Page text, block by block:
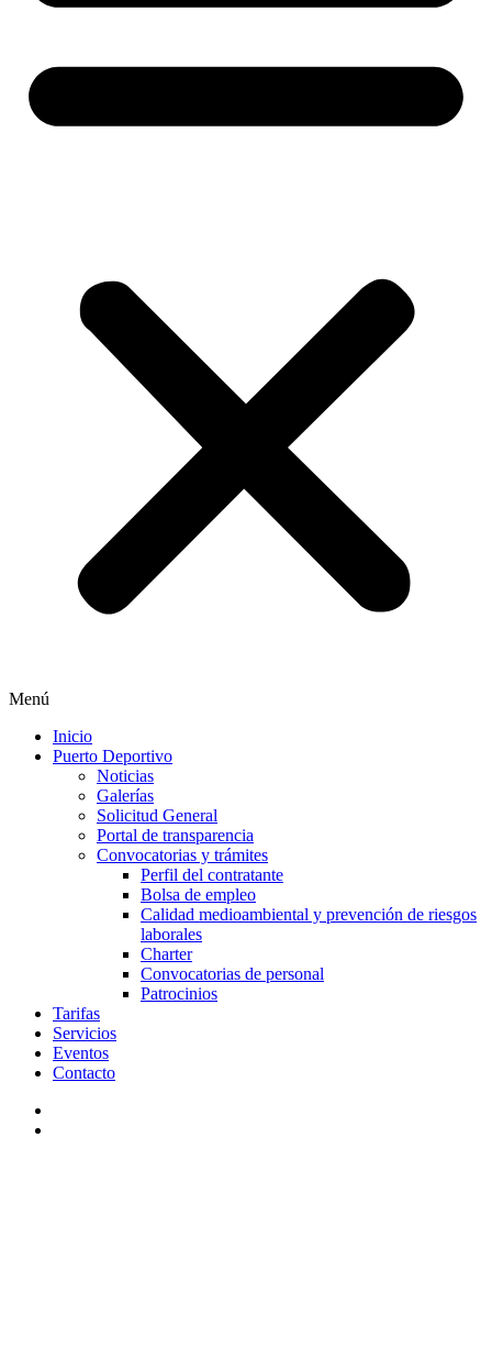
Menú
Inicio
Puerto Deportivo
Noticias
Galerías
Solicitud General
Portal de transparencia
Convocatorias y trámites
Perfil del contratante
Bolsa de empleo
Calidad medioambiental y prevención de riesgos
laborales
Charter
Convocatorias de personal
Patrocinios
Tarifas
Servicios
Eventos
Contacto